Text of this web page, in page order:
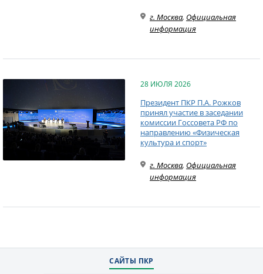
г. Москва, Официальная
информация
28 ИЮЛЯ 2026
Президент ПКР П.А. Рожков
принял участие в заседании
комиссии Госсовета РФ по
направлению «Физическая
культура и спорт»
г. Москва, Официальная
информация
САЙТЫ ПКР